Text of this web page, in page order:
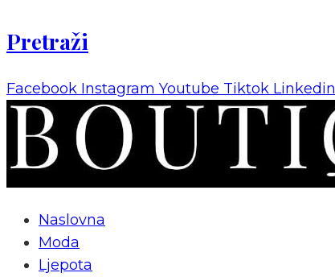
Pretraži
Facebook Instagram Youtube Tiktok Linkedin
Naslovna
Moda
Ljepota